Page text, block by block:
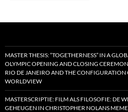
MASTER THESIS: “TOGETHERNESS” IN A
OLYMPIC OPENING AND CLOSING
RIO DE JANEIRO AND THE CONFIGURATION
WORLDVIEW
MASTERSCRIPTIE: FILM ALS FILOSOFIE: DE
GEHEUGEN IN CHRISTOPHER NOLANS